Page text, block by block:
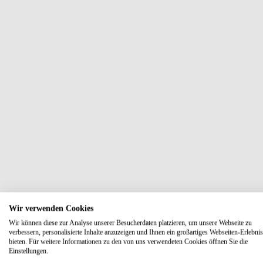
Wir verwenden Cookies
Wir können diese zur Analyse unserer Besucherdaten platzieren, um unsere Webseite zu
verbessern, personalisierte Inhalte anzuzeigen und Ihnen ein großartiges Webseiten-
bieten. Für weitere Informationen zu den von uns verwendeten Cookies öffnen Sie die
Einstellungen.